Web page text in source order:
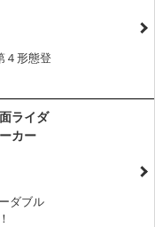
４形態登
ライダ
カー
ダブル